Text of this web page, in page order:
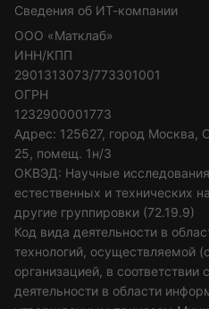
Сведения об ИТ-компании
ООО «Матклаб»
ИНН/КПП
2901313073/773301001
ОГРН
1232900001773
Адрес: 125627, город Москва,
25, помещ. 1н/3
ОКВЭД: Научные исследования
естественных и технических
другие группировки (72.19.9)
Код вида деятельности в
технологий, осуществляемой
организацией, в соответствии
деятельности в области